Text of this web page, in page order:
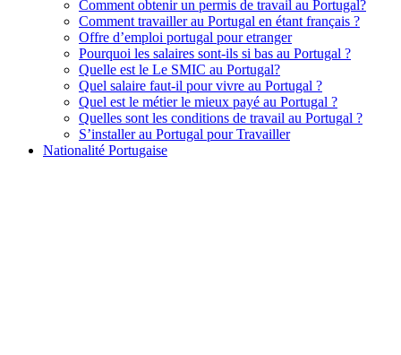
Comment obtenir un permis de travail au Portugal?
Comment travailler au Portugal en étant français ?
Offre d’emploi portugal pour etranger
Pourquoi les salaires sont-ils si bas au Portugal ?
Quelle est le Le SMIC au Portugal?
Quel salaire faut-il pour vivre au Portugal ?
Quel est le métier le mieux payé au Portugal ?
Quelles sont les conditions de travail au Portugal ?
S’installer au Portugal pour Travailler
Nationalité Portugaise